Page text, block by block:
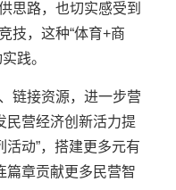
思路，也切实感受到
技，这种“体育+商
践。
链接资源，进一步营
民营经济创新活力提
动”，搭建更多元有
篇章贡献更多民营智